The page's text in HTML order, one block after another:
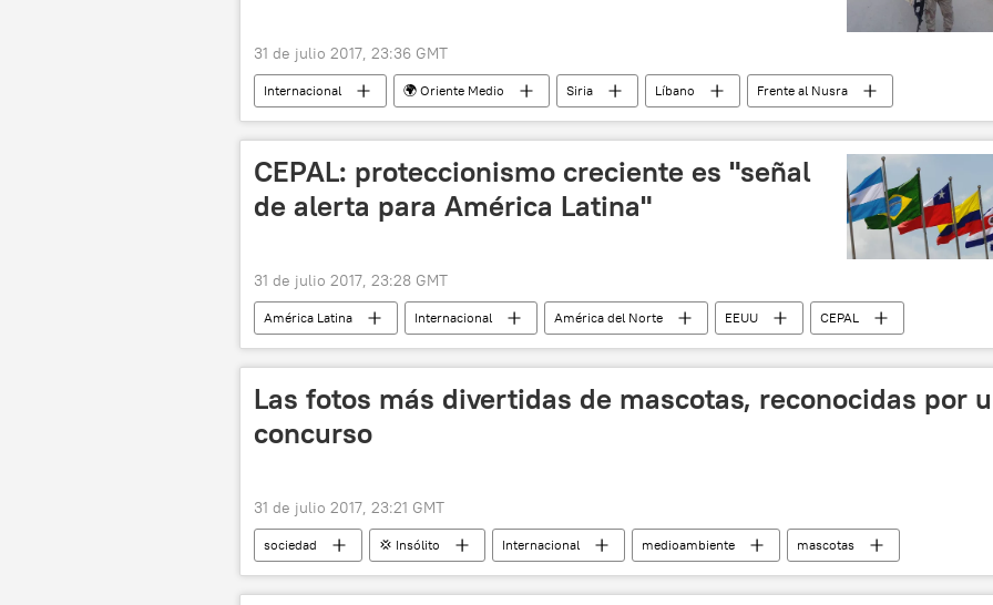
31 de julio 2017, 23:36 GMT
Internacional 🌍 Oriente Medio Siria Líbano
Frente al Nusra
evacuación
retirada noticias
CEPAL: proteccionismo creciente es "señal
de alerta para América Latina"
31 de julio 2017, 23:28 GMT
América Latina Internacional América del Norte EEUU
CEPAL
Economía
noticias
Las fotos más divertidas de mascotas, reconocidas por
concurso
31 de julio 2017, 23:21 GMT
sociedad 💢 Insólito Internacional medioambiente
mascotas
animales
fotografía noticias